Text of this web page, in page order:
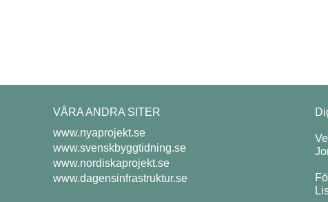
VÅRA ANDRA SITER
www.nyaprojekt.se
www.svenskbyggtidning.se
www.nordiskaprojekt.se
www.dagensinfrastruktur.se